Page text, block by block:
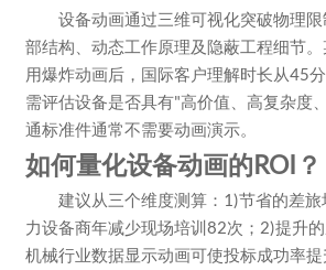
设备动画通过三维可视化突破物理
部结构、动态工作原理及隐蔽工程细节
用爆炸动画后，国际客户理解时长从45
需评估设备是否具有"高价值、高复杂度
通标准件通常不需要动画演示。
如何量化设备动画的ROI？
建议从三个维度测算：1)节省的差
力设备商年减少现场培训82次；2)提升
机械行业数据显示动画可使投标成功率